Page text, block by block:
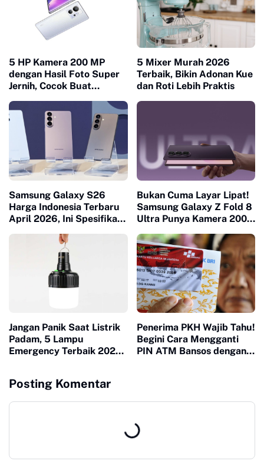
5 HP Kamera 200 MP
dengan Hasil Foto Super
Jernih, Cocok Buat
5 Mixer Murah 2026
Terbaik, Bikin Adonan Kue
dan Roti Lebih Praktis
Samsung Galaxy S26
Harga Indonesia Terbaru
April 2026, Ini Spesifikasi
Bukan Cuma Layar Lipat!
Samsung Galaxy Z Fold 8
Ultra Punya Kamera 200
Makin Ngebut
Jangan Panik Saat Listrik
Padam, 5 Lampu
Emergency Terbaik 2026
Penerima PKH Wajib Tahu!
Begini Cara Mengganti
PIN ATM Bansos dengan
Posting Komentar